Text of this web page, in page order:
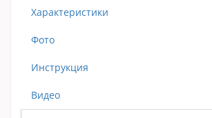
Характеристики
Фото
Инструкция
Видео